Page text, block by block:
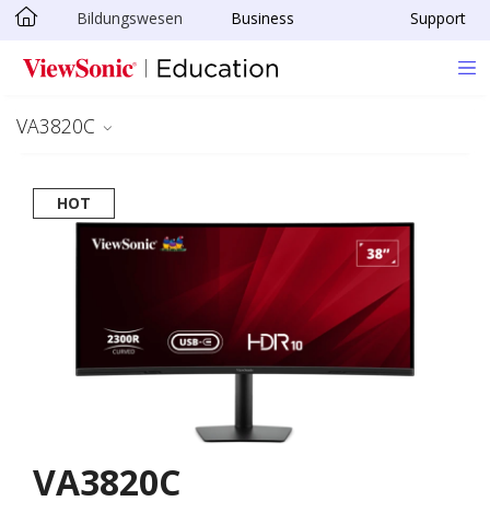
Skip to main content
Bildungswesen Business Support
VA3820C
HOT
VA3820C